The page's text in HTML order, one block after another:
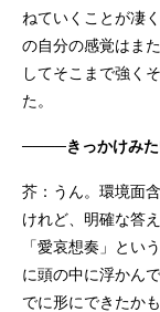
ねていくことが凄
の自分の感覚はま
してそこまで強く
た。
────きっかけみた
芥：うん。環境面
けれど、明確な答
「愛哀想奏」とい
に頭の中に浮かん
でに形にできたか